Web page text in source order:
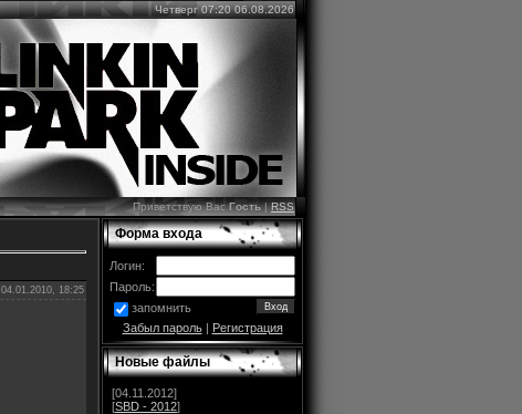
Четверг 07:20 06.08.2026
Приветствую ВасГость|RSS
04.01.2010, 18:25
Форма входа
Логин:
Пароль:
запомнить
Забыл пароль| Регистрация
Новые файлы
[04.11.2012]
[SBD - 2012]